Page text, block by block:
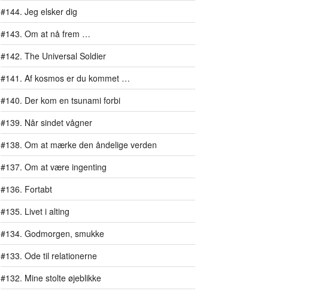
#144. Jeg elsker dig
#143. Om at nå frem …
#142. The Universal Soldier
#141. Af kosmos er du kommet …
#140. Der kom en tsunami forbi
#139. Når sindet vågner
#138. Om at mærke den åndelige verden
#137. Om at være ingenting
#136. Fortabt
#135. Livet i alting
#134. Godmorgen, smukke
#133. Ode til relationerne
#132. Mine stolte øjeblikke